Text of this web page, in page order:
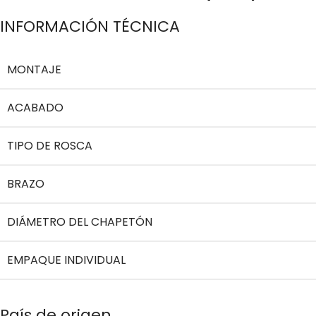
INFORMACIÓN TÉCNICA
MONTAJE
ACABADO
TIPO DE ROSCA
BRAZO
DIÁMETRO DEL CHAPETÓN
EMPAQUE INDIVIDUAL